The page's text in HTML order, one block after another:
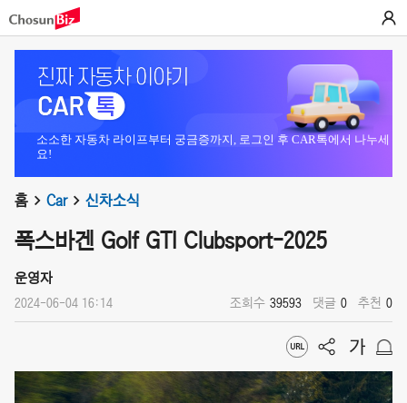
소소한 자동차 라이프부터 궁금증까지, 로그인 후 CAR톡에서 나누세
요!
홈 Car 신차소식
폭스바겐 Golf GTI Clubsport-2025
운영자
2024-06-04 16:14 조회수 39593 댓글 0 추천 0